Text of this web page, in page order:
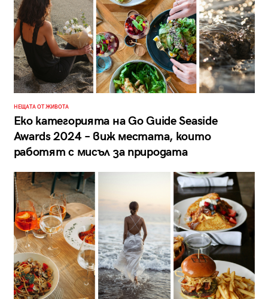
НЕЩАТА ОТ ЖИВОТА
Еко категорията на Go Guide Seaside
Awards 2024 – виж местата, които
работят с мисъл за природата